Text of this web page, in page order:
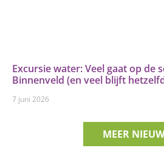
Excursie water: Veel gaat op de
Binnenveld (en veel blijft
7 juni 2026
MEER